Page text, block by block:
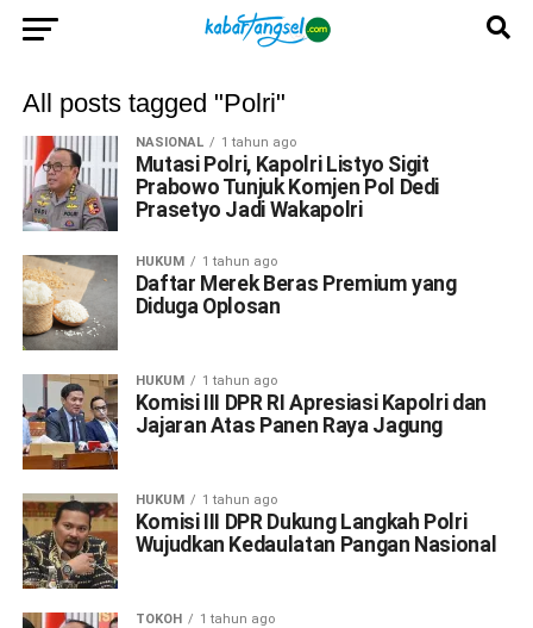
All posts tagged "Polri"
NASIONAL 1 tahun ago
Mutasi Polri, Kapolri Listyo Sigit
Prabowo Tunjuk Komjen Pol Dedi
Prasetyo Jadi Wakapolri
HUKUM 1 tahun ago
Daftar Merek Beras Premium yang
Diduga Oplosan
HUKUM 1 tahun ago
Komisi III DPR RI Apresiasi Kapolri dan
Jajaran Atas Panen Raya Jagung
HUKUM 1 tahun ago
Komisi III DPR Dukung Langkah Polri
Wujudkan Kedaulatan Pangan Nasional
TOKOH 1 tahun ago